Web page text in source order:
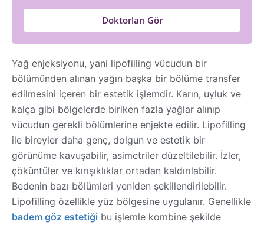
Yağ enjeksiyonu, yani lipofilling vücudun bir
bölümünden alınan yağın başka bir bölüme transfer
edilmesini içeren bir estetik işlemdir. Karın, uyluk ve
kalça gibi bölgelerde biriken fazla yağlar alınıp
vücudun gerekli bölümlerine enjekte edilir. Lipofilling
ile bireyler daha genç, dolgun ve estetik bir
görünüme kavuşabilir, asimetriler düzeltilebilir. İzler,
çöküntüler ve kırışıklıklar ortadan kaldırılabilir.
Bedenin bazı bölümleri yeniden şekillendirilebilir.
Lipofilling özellikle yüz bölgesine uygulanır. Genellikle
badem göz estetiği bu işlemle kombine şekilde
Doktorları Gör